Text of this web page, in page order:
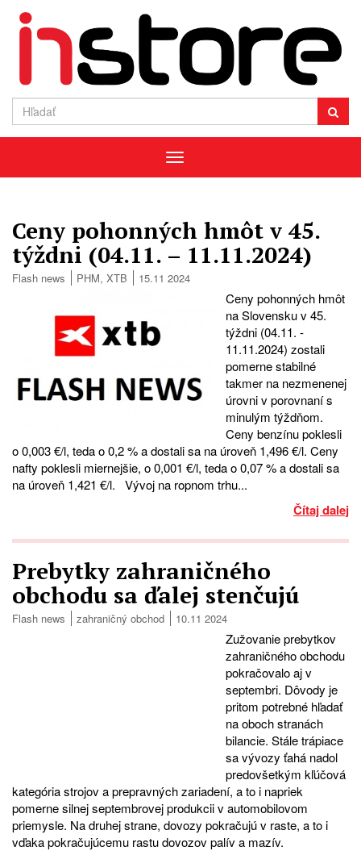
Menu
Ceny pohonných hmôt v 45.
týždni (04.11. – 11.11.2024)
Flash news PHM, XTB 15.11 2024
Ceny pohonných hmôt
na Slovensku v 45.
týždni (04.11. -
11.11.2024) zostali
pomerne stabilné
takmer na nezmenenej
úrovni v porovnaní s
minulým týždňom.
Ceny benzínu poklesli
o 0,003 €/l, teda o 0,2 % a dostali sa na úroveň 1,496 €/l. Ceny
nafty poklesli miernejšie, o 0,001 €/l, teda o 0,07 % a dostali sa
na úroveň 1,421 €/l. Vývoj na ropnom trhu...
Čítaj dalej
Prebytky zahraničného
obchodu sa ďalej stenčujú
Flash news zahraničný obchod 10.11 2024
Zužovanie prebytkov
zahraničného obchodu
pokračovalo aj v
septembri. Dôvody je
pritom potrebné hľadať
na oboch stranách
bilancie. Stále trápiace
sa vývozy ťahá nadol
predovšetkým kľúčová
kategória strojov a prepravných zariadení, a to i napriek
pomerne silnej septembrovej produkcii v automobilovom
priemysle. Na druhej strane, dovozy pokračujú v raste, a to i
vďaka pokračujúcemu rastu dovozov palív a mazív.